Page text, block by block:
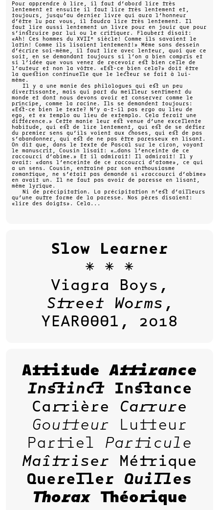
Pour apprendre à lire, il faut d’abord lire très
lentement et ensuite il faut lire très lentement et,
toujours, jusqu’au dernier livre qui aura l’honneur
d’être lu par vous, il faudra lire très lentement. Il
faut lire aussi lentement un livre pour en jouir que pour
s’instruire par lui ou le critiquer. Flaubert disait:
«Ah! Ces hommes du XVIIe
siècle! Comme ils savaient le
latin! Comme ils lisaient lentement!» Même sans dessein
d’écrire soi-même, il faut lire avec lenteur, quoi que ce
soit, en se demandant toujours si l’on a bien compris et
si l’idée que vous venez de recevoir est bien celle de
l’auteur et non la vôtre. «Est-ce bien cela?» doit être
la question continuelle que le lecteur se fait à lui-
même.
Il y a une manie des philologues qui est un peu
divertissante, mais qui part du meilleur sentiment du
monde et dont nous devons avoir et conserver comme le
principe, comme la racine. Ils se demandent toujours:
«Est-ce bien le texte? N’y a-t-il pas ergo au lieu de
ego, et ex templo au lieu de extemplo. Cela ferait une
différence.» Cette manie leur est venue d’une excellente
habitude, qui est de lire lentement, qui est de se défier
du premier sens qu’ils voient aux choses, qui est de pas
s’abandonner, qui est de ne pas être paresseux en lisant.
On dit que, dans le texte de Pascal sur le ciron, voyant
le manuscrit, Cousin lisait: «…dans l’enceinte de ce
raccourci d’abîme.» Et il admirait! Il admirait! Il y
avait: «dans l’enceinte de ce raccourci d’atome», ce qui
a un sens. Cousin, entraîné par son enthousiasme
romantique, ne s’était pas demandé si «raccourci d’abîme»
en avait un. Il ne faut pas avoir de paresse en lisant,
même lyrique.
Ni de précipitation. La précipitation n’est d’ailleurs
qu’une autre forme de la paresse. Nos pères disaient:
«lire des doigts». Cela
Slow Learner
✳ ✳ ✳
Viagra Boys,
Street Worms ,
YEAR0001 , 2018
Attitude
Attirance
Instinct
Instance
Carrière
Carrure
Goutteur
Lutteur
Partiel
Particule
Maîtriser
Métrique
Quereller
Quilles
Thorax
Théorique